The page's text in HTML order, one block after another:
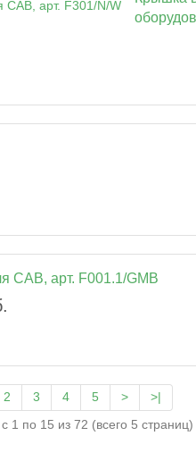
CAB, арт. F001.1/GMB
2 3 4 5 >
>|
1 по 15 из 72 (всего 5 страниц)